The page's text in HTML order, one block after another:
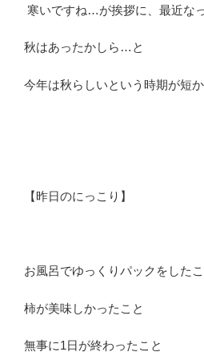
寒いですね…が挨拶に、最近な
秋はあったかしら…と
今年は秋らしいという時期が短
【昨日のにっこり】
お風呂でゆっくりパックをした
柿が美味しかったこと
無事に1日が終わったこと